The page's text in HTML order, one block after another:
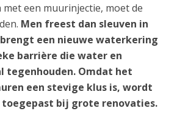
een muurinjectie, moet de
Men freest dan sleuven in
een nieuwe waterkering
barrière die water en
tegenhouden. Omdat het
een stevige klus is, wordt
bij grote renovaties.